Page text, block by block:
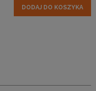
DODAJ DO KOSZYKA